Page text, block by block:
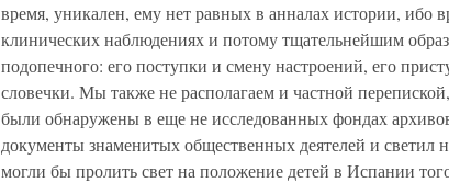
время, уникален, ему нет равных в анналах истории, ибо
клинических наблюдениях и потому тщательнейшим
подопечного: его поступки и смену настроений, его
словечки. Мы также не располагаем и частной
были обнаружены в еще не исследованных фондах
документы знаменитых общественных деятелей и светил
могли бы пролить свет на положение детей в Испании